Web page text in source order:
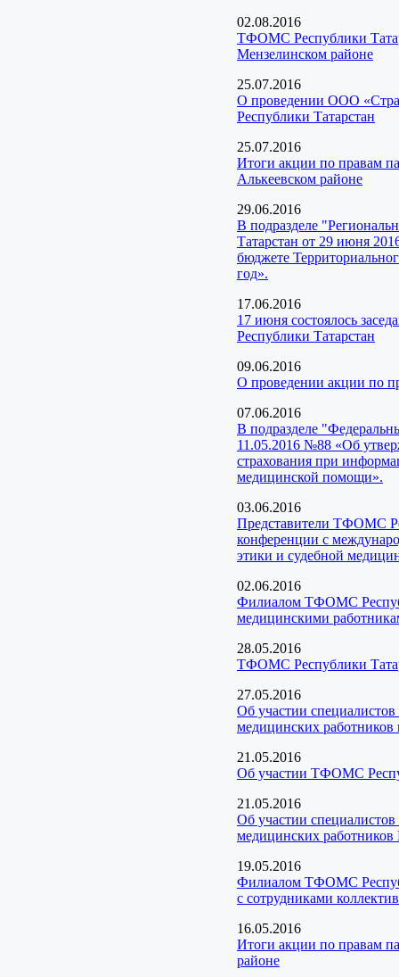
02.08.2016
ТФОМС Республики
Мензелинском районе
25.07.2016
О проведении ООО
Республики Татарстан
25.07.2016
Итоги акции по правам
Алькеевском районе
29.06.2016
В подразделе
Татарстан от 29 июня
бюджете
год».
17.06.2016
17 июня состоялось
Республики Татарстан
09.06.2016
О проведении акции по
07.06.2016
В подразделе
11.05.2016 №88 «Об
страхования при
медицинской помощи».
03.06.2016
Представители ТФОМС
конференции с
этики и судебной
02.06.2016
Филиалом ТФОМС
медицинскими
28.05.2016
ТФОМС Республики
27.05.2016
Об участии
медицинских работников
21.05.2016
Об участии ТФОМС
21.05.2016
Об участии
медицинских
19.05.2016
Филиалом ТФОМС
с сотрудниками
16.05.2016
Итоги акции по правам
районе